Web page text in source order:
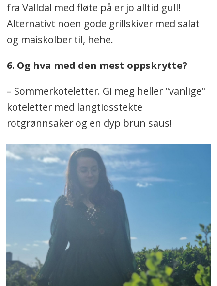
fra Valldal med fløte på er jo alltid gull!
Alternativt noen gode grillskiver med salat
og maiskolber til, hehe.
6. Og hva med den mest oppskrytte?
– Sommerkoteletter. Gi meg heller "vanlige"
koteletter med langtidsstekte
rotgrønnsaker og en dyp brun saus!